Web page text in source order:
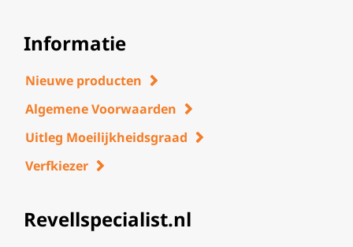
Informatie
Nieuwe producten
Algemene Voorwaarden
Uitleg Moeilijkheidsgraad
Verfkiezer
Revellspecialist.nl